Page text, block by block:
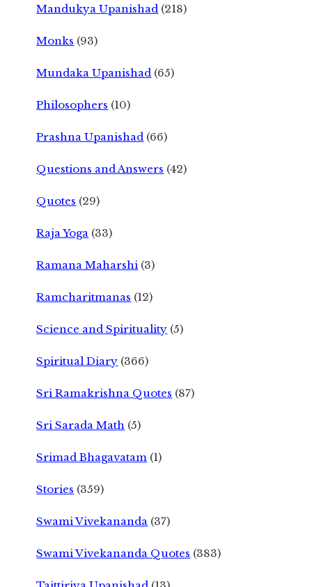
Mandukya Upanishad (218)
Monks (93)
Mundaka Upanishad (65)
Philosophers (10)
Prashna Upanishad (66)
Questions and Answers (42)
Quotes (29)
Raja Yoga (33)
Ramana Maharshi (3)
Ramcharitmanas (12)
Science and Spirituality (5)
Spiritual Diary (366)
Sri Ramakrishna Quotes (87)
Sri Sarada Math (5)
Srimad Bhagavatam (1)
Stories (359)
Swami Vivekananda (37)
Swami Vivekananda Quotes (383)